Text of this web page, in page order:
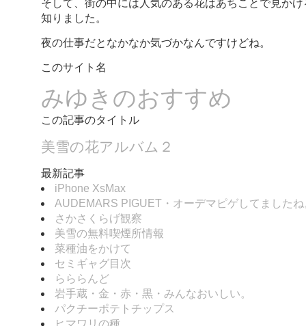
そして、街の中には人気のある花はあちことで見か
知りました。
夜の仕事だとなかなか気づかなんですけどね。
このサイト名
みゆきのおすすめ
この記事のタイトル
美雪の花アルバム２
最新記事
iPhone XsMax
AUDEMARS PIGUET・オーデマピゲしてましたね
さかさくらげ観察
美雪の無料喫煙所情報
菜種油をかけて
セミギャグ目次
らららんど
岩手蔵・金・赤・黒・みんなおいしい。
パクチーポテトチップス